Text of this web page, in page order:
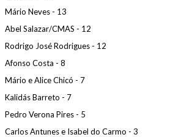
Mário Neves - 13
Abel Salazar/CMAS - 12
Rodrigo José Rodrigues - 12
Afonso Costa - 8
Mário e Alice Chicó - 7
Kalidás Barreto - 7
Pedro Verona Pires - 5
Carlos Antunes e Isabel do Carmo - 3